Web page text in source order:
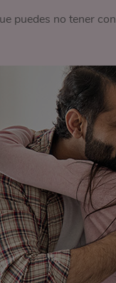
puedes no tener